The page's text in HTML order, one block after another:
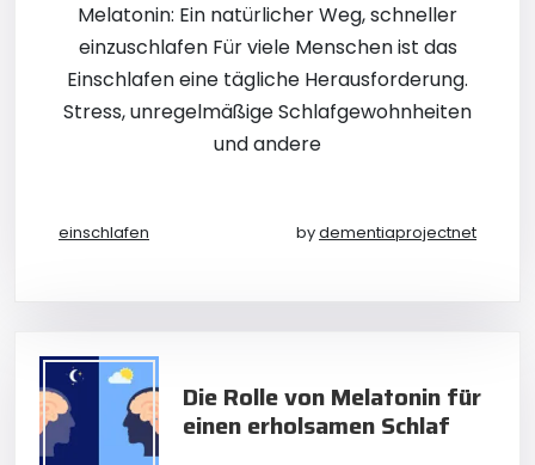
Melatonin: Ein natürlicher Weg, schneller
einzuschlafen Für viele Menschen ist das
Einschlafen eine tägliche Herausforderung.
Stress, unregelmäßige Schlafgewohnheiten
und andere
einschlafen bydementiaprojectnet
Die Rolle von Melatonin für
einen erholsamen Schlaf